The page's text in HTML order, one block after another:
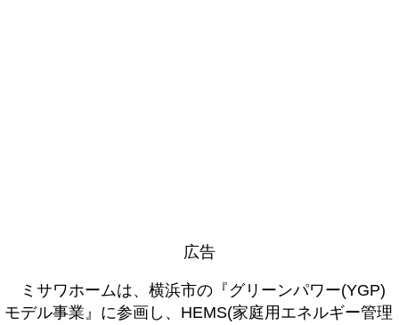
広告
ミサワホームは、横浜市の『グリーンパワー(YGP)
モデル事業』に参画し、HEMS(家庭用エネルギー管理